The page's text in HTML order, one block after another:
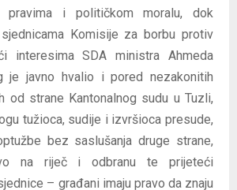
pravima i političkom moralu, dok
Komisije za borbu protiv
interesima SDA ministra Ahmeda
je javno hvalio i pored nezakonitih
od strane Kantonalnog sudu u Tuzli,
tužioca, sudije i izvršioca presude,
bez saslušanja druge strane,
na riječ i odbranu te prijeteći
– građani imaju pravo da znaju